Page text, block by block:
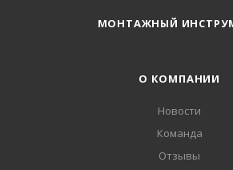
МОНТАЖНЫЙ
О КОМПАНИИ
Новости
Команда
Отзывы